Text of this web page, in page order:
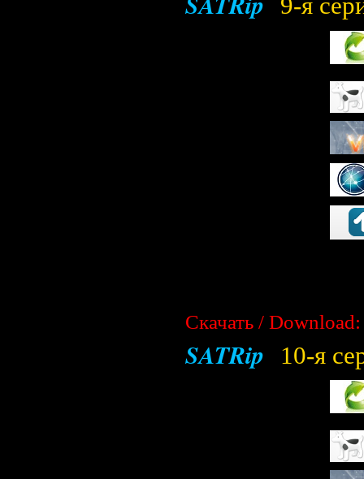
Скачать / Download:
SATRip 10-я